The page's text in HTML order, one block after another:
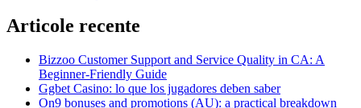
Articole recente
Bizzoo Customer Support and Service Quality in CA: A
Beginner-Friendly Guide
Ggbet Casino: lo que los jugadores deben saber
On9 bonuses and promotions (AU): a practical breakdown